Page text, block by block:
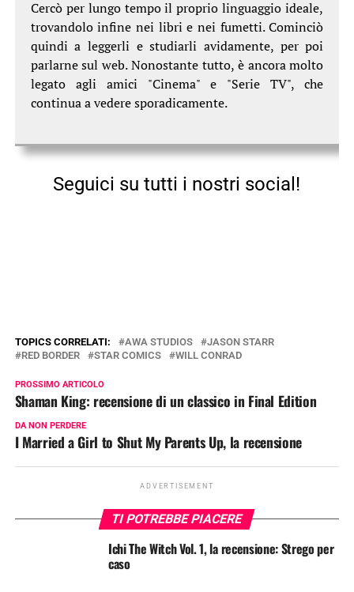
Cercò per lungo tempo il proprio linguaggio ideale,
trovandolo infine nei libri e nei fumetti. Cominciò
quindi a leggerli e studiarli avidamente, per poi
parlarne sul web. Nonostante tutto, è ancora molto
legato agli amici "Cinema" e "Serie TV", che
continua a vedere sporadicamente.
Seguici su tutti i nostri social!
TOPICS CORRELATI: AWA STUDIOS
JASON STARR
RED BORDER
STAR COMICS WILL CONRAD
PROSSIMO ARTICOLO
Shaman King: recensione di un classico in Final Edition
DA NON PERDERE
I Married a Girl to Shut My Parents Up, la recensione
ADVERTISEMENT
TI POTREBBE PIACERE
Ichi The Witch Vol. 1, la recensione: Strego per
caso